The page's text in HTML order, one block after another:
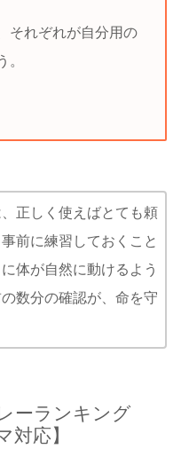
それぞれが自分用の
。
正しく使えばとても頼
前に練習しておくこと
体が自然に動けるよう
数分の確認が、命を守
ーランキング
対応】